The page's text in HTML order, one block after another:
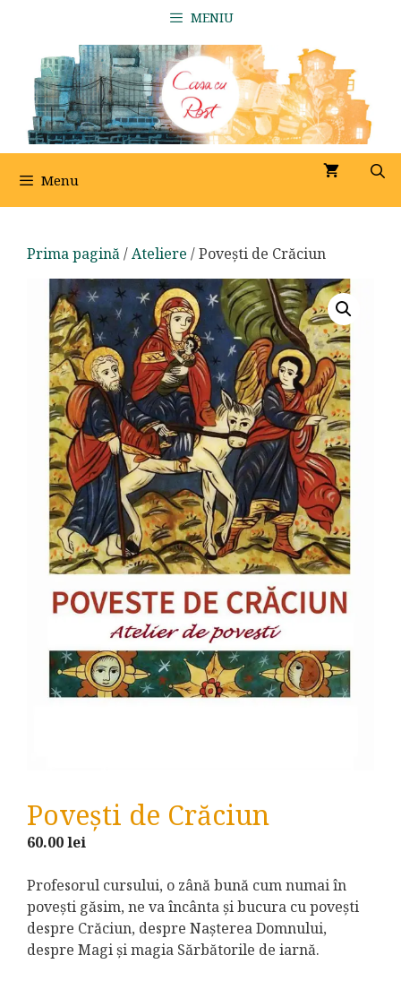
conținut
MENIU
Menu
Prima pagină/Ateliere / Povești de Crăciun
Povești de Crăciun
60.00lei
Profesorul cursului, o zână bună cum numai în
povești găsim, ne va încânta și bucura cu povești
despre Crăciun, despre Nașterea Domnului,
despre Magi și magia Sărbătorile de iarnă.